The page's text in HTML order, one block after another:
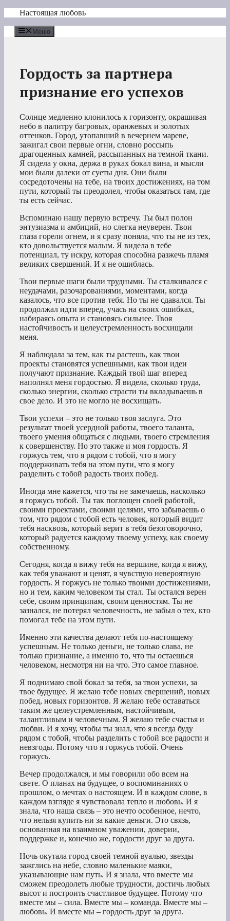
Перейти
содержимому
Настоящая любовь
Меню
Гордость за партнера
признание его успехов
Солнце медленно клонилось к горизонту, окрашивая
небо в палитру багровых, оранжевых и золотых
оттенков. Город, утопавший в вечернем мареве,
зажигал свои первые огни, словно россыпь
драгоценных камней, рассыпанных на темной ткани.
Я сидела у окна, держа в руках бокал вина, и мысли
мои были далеки от суеты дня. Они были
сосредоточены на тебе, на твоих достижениях, на том
пути, который ты преодолел, чтобы оказаться там, где
ты есть сейчас.
Вспоминаю нашу первую встречу. Ты был полон
энтузиазма и амбиций, но слегка неуверен. Твои
глаза горели огнем, и я сразу поняла, что ты не из тех,
кто довольствуется малым. Я видела в тебе
потенциал, ту искру, которая способна разжечь пламя
великих свершений. И я не ошиблась.
Твои первые шаги были трудными. Ты сталкивался с
неудачами, разочарованиями, моментами, когда
казалось, что все против тебя. Но ты не сдавался. Ты
продолжал идти вперед, учась на своих ошибках,
набираясь опыта и становясь сильнее. Твоя
настойчивость и целеустремленность восхищали
меня.
Я наблюдала за тем, как ты растешь, как твои
проекты становятся успешными, как твои идеи
получают признание. Каждый твой шаг вперед
наполнял меня гордостью. Я видела, сколько труда,
сколько энергии, сколько страсти ты вкладываешь в
свое дело. И это не могло не восхищать.
Твои успехи – это не только твоя заслуга. Это
результат твоей усердной работы, твоего таланта,
твоего умения общаться с людьми, твоего стремления
к совершенству. Но это также и моя гордость. Я
горжусь тем, что я рядом с тобой, что я могу
поддерживать тебя на этом пути, что я могу
разделить с тобой радость твоих побед.
Иногда мне кажется, что ты не замечаешь, насколько
я горжусь тобой. Ты так поглощен своей работой,
своими проектами, своими целями, что забываешь о
том, что рядом с тобой есть человек, который видит
тебя насквозь, который верит в тебя безоговорочно,
который радуется каждому твоему успеху, как своему
собственному.
Сегодня, когда я вижу тебя на вершине, когда я вижу,
как тебя уважают и ценят, я чувствую невероятную
гордость. Я горжусь не только твоими достижениями,
но и тем, каким человеком ты стал. Ты остался верен
себе, своим принципам, своим ценностям. Ты не
зазнался, не потерял человечность, не забыл о тех, кто
помогал тебе на этом пути.
Именно эти качества делают тебя по-настоящему
успешным. Не только деньги, не только слава, не
только признание, а именно то, что ты остаешься
человеком, несмотря ни на что. Это самое главное.
Я поднимаю свой бокал за тебя, за твои успехи, за
твое будущее. Я желаю тебе новых свершений, новых
побед, новых горизонтов. Я желаю тебе оставаться
таким же целеустремленным, настойчивым,
талантливым и человечным. Я желаю тебе счастья и
любви. И я хочу, чтобы ты знал, что я всегда буду
рядом с тобой, чтобы разделить с тобой все радости и
невзгоды. Потому что я горжусь тобой. Очень
горжусь.
Вечер продолжался, и мы говорили обо всем на
свете. О планах на будущее, о воспоминаниях о
прошлом, о мечтах о настоящем. И в каждом слове, в
каждом взгляде я чувствовала тепло и любовь. И я
знала, что наша связь – это нечто особенное, нечто,
что нельзя купить ни за какие деньги. Это связь,
основанная на взаимном уважении, доверии,
поддержке и, конечно же, гордости друг за друга.
Ночь окутала город своей темной вуалью, звезды
зажглись на небе, словно маленькие маяки,
указывающие нам путь. И я знала, что вместе мы
сможем преодолеть любые трудности, достичь любых
высот и построить счастливое будущее. Потому что
вместе мы – сила. Вместе мы – команда. Вместе мы –
любовь. И вместе мы – гордость друг за друга.